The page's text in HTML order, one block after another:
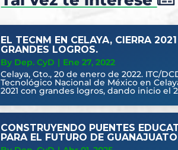
EL TECNM EN CELAYA, CIERRA
GRANDES LOGROS.
By Dep. CyD | Ene 27, 2022
Celaya, Gto., 20 de enero de 2022. ITC/
Tecnológico Nacional de México en
2021 con grandes logros, dando inicio el
CONSTRUYENDO PUENTES
PARA EL FUTURO DE GUANAJUATO